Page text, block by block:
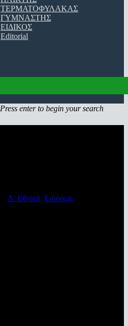
ΤΕΡΜΑΤΟΦΥΛΑΚΑΣ
ΓΥΜΝΑΣΤΗΣ
ΕΙΔΙΚΟΣ
Editorial
Press enter to begin your search
Α' Εθνική Ειδήσεις